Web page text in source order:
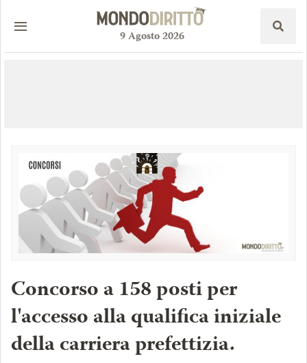
9Agosto2026
Concorso a 158 posti per
l'accesso alla qualifica iniziale
della carriera prefettizia.